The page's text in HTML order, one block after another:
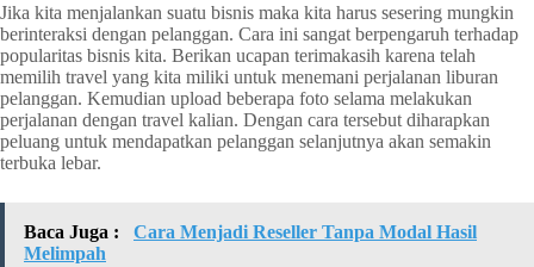
Jika kita menjalankan suatu bisnis maka kita harus sesering mungkin
berinteraksi dengan pelanggan. Cara ini sangat berpengaruh terhadap
popularitas bisnis kita. Berikan ucapan terimakasih karena telah
memilih travel yang kita miliki untuk menemani perjalanan liburan
pelanggan. Kemudian upload beberapa foto selama melakukan
perjalanan dengan travel kalian. Dengan cara tersebut diharapkan
peluang untuk mendapatkan pelanggan selanjutnya akan semakin
terbuka lebar.
Baca Juga :
Cara Menjadi Reseller Tanpa Modal Hasil
Melimpah